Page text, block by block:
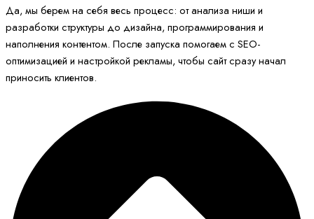
Да, мы берем на себя весь процесс: от анализа ниши и
разработки структуры до дизайна, программирования и
наполнения контентом. После запуска помогаем с SEO-
оптимизацией и настройкой рекламы, чтобы сайт сразу начал
приносить клиентов.